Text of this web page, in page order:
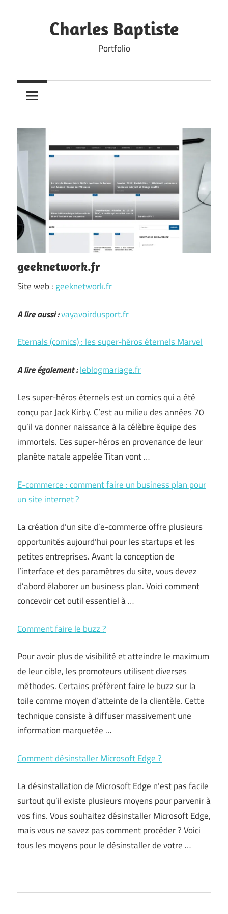
Charles Baptiste
Portfolio
geeknetwork.fr
Site web : geeknetwork.fr
A lire aussi :vayavoirdusport.fr
Eternals (comics) : les super-héros éternels Marvel
A lire également :leblogmariage.fr
Les super-héros éternels est un comics qui a été
conçu par Jack Kirby. C’est au milieu des années 70
qu’il va donner naissance à la célèbre équipe des
immortels. Ces super-héros en provenance de leur
planète natale appelée Titan vont …
E-commerce : comment faire un business plan pour
un site internet ?
La création d’un site d’e-commerce offre plusieurs
opportunités aujourd’hui pour les startups et les
petites entreprises. Avant la conception de
l’interface et des paramètres du site, vous devez
d’abord élaborer un business plan. Voici comment
concevoir cet outil essentiel à …
Comment faire le buzz ?
Pour avoir plus de visibilité et atteindre le maximum
de leur cible, les promoteurs utilisent diverses
méthodes. Certains préfèrent faire le buzz sur la
toile comme moyen d’atteinte de la clientèle. Cette
technique consiste à diffuser massivement une
information marquetée …
Comment désinstaller Microsoft Edge ?
La désinstallation de Microsoft Edge n’est pas facile
surtout qu’il existe plusieurs moyens pour parvenir à
vos fins. Vous souhaitez désinstaller Microsoft Edge,
mais vous ne savez pas comment procéder ? Voici
tous les moyens pour le désinstaller de votre …